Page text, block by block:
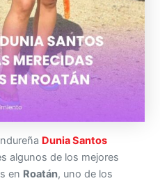
Dunia Santos
algunos de los mejores
en Roatán, uno de los